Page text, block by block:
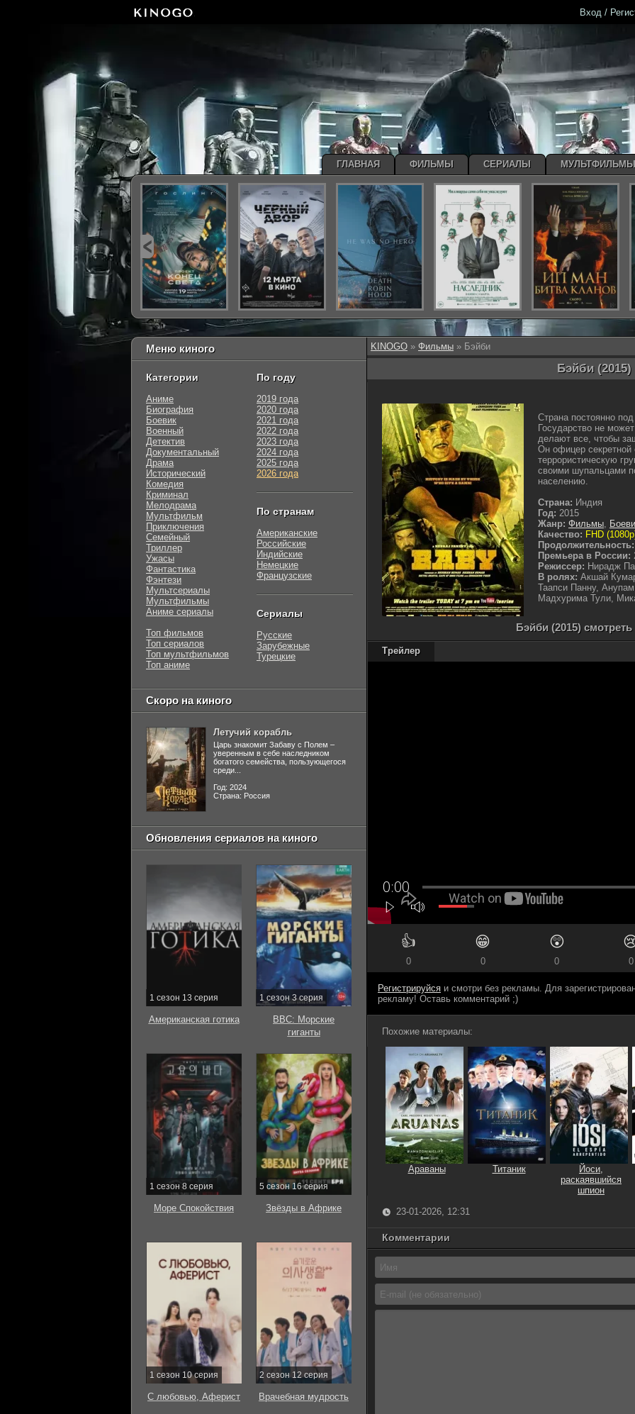
KINOGO » Фильмы » Бэйби
Бэйби (2015)
Страна постоянно под
Государство не
делают все, чтобы
Он офицер секретной
террористическую
своими шупальцами
населению.
Страна: Индия
Год: 2015
Жанр: Фильмы,
Качество: FHD
Продолжительность:
Премьера в России:
Режиссер: Нирадж
В ролях: Акшай
Таапси Панну,
Мадхурима Тули,
Бэйби (2015)
Трейлер
👍
0
😁
0
😲
0 0
Регистрируйся и смотри без рекламы. Для
рекламу! Оставь комментарий ;)
Похожие материалы:
Араваны Титаник
Йоси,
раскаявшийся
шпион
23-01-2026, 12:31
Комментарии
Меню киного
Категории
Аниме
Биография
Боевик
Военный
Детектив
Документальный
Драма
Исторический
Комедия
Криминал
Мелодрама
Мультфильм
Приключения
Семейный
Триллер
Ужасы
Фантастика
Фэнтези
Мультсериалы
Мультфильмы
Аниме сериалы
Топ фильмов
Топ сериалов
Топ мультфильмов
Топ аниме
По году
2019 года
2020 года
2021 года
2022 года
2023 года
2024 года
2025 года
2026 года
По странам
Американские
Российские
Индийские
Немецкие
Французские
Сериалы
Русские
Зарубежные
Турецкие
Скоро на киного
Летучий корабль
Царь знакомит Забаву с Полем –
уверенным в себе наследником
богатого семейства, пользующегося
среди...
Год: 2024
Страна: Россия
Обновления сериалов на киного
1 сезон 13 серия
Американская готика
1 сезон 3 серия
BBC: Морские
гиганты
1 сезон 8 серия
Море Спокойствия
5 сезон 16 серия
Звёзды в Африке
1 сезон 10 серия
С любовью, Аферист
2 сезон 12 серия
Врачебная мудрость
Вход /
ГЛАВНАЯ ФИЛЬМЫ СЕРИАЛЫ МУЛЬТФИЛЬМЫ